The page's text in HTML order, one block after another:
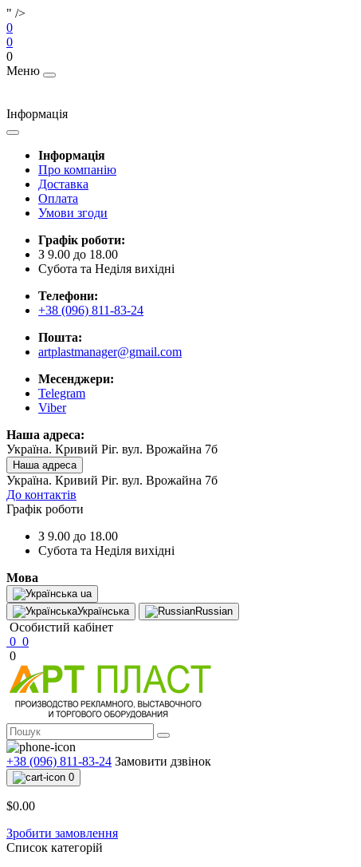
" />
0
0
0
Меню
Інформація
Інформація
Про компанію
Доставка
Оплата
Умови згоди
Графік роботи:
З 9.00 до 18.00
Субота та Неділя вихідні
Телефони:
+38 (096) 811-83-24
Пошта:
artplastmanager@gmail.com
Месенджери:
Telegram
Viber
Наша адреса:
Україна. Кривий Ріг. вул. Врожайна 7б
Наша адреса
Україна. Кривий Ріг. вул. Врожайна 7б
До контактів
Графік роботи
З 9.00 до 18.00
Субота та Неділя вихідні
Мова
ua
Українська
Russian
Особистий кабінет
0 0
0
+38 (096) 811-83-24 Замовити дзвінок
0
$0.00
Зробити замовлення
Список категорій